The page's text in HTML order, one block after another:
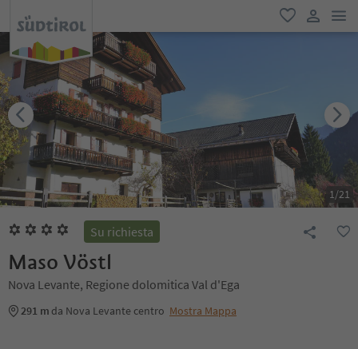
favoriti
user link
1/21
Su richiesta
Maso Vöstl
Nova Levante, Regione dolomitica Val d'Ega
291 m da Nova Levante centro Mostra Mappa